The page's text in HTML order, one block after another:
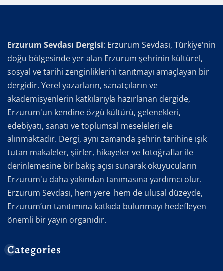
Erzurum Sevdası Dergisi: Erzurum Sevdası, Türkiye'nin
doğu bölgesinde yer alan Erzurum şehrinin kültürel,
sosyal ve tarihi zenginliklerini tanıtmayı amaçlayan bir
dergidir. Yerel yazarların, sanatçıların ve
akademisyenlerin katkılarıyla hazırlanan dergide,
Erzurum'un kendine özgü kültürü, gelenekleri,
edebiyatı, sanatı ve toplumsal meseleleri ele
alınmaktadır. Dergi, aynı zamanda şehrin tarihine ışık
tutan makaleler, şiirler, hikayeler ve fotoğraflar ile
derinlemesine bir bakış açısı sunarak okuyucuların
Erzurum'u daha yakından tanımasına yardımcı olur.
Erzurum Sevdası, hem yerel hem de ulusal düzeyde,
Erzurum’un tanıtımına katkıda bulunmayı hedefleyen
önemli bir yayın organıdır.
Categories